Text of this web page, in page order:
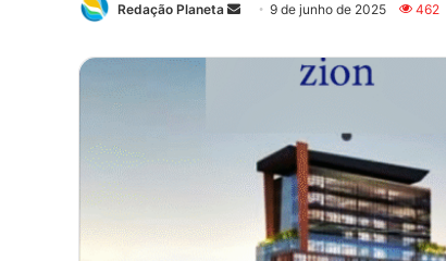
Redação Planeta
Mande
e-
9 de junho de 2025 462